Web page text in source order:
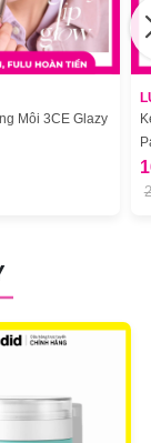
Môi 3CE Glazy